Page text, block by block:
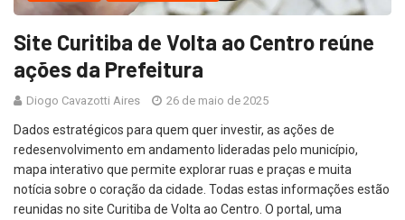
Site Curitiba de Volta ao Centro reúne
ações da Prefeitura
Diogo Cavazotti Aires 26 de maio de 2025
Dados estratégicos para quem quer investir, as ações de
redesenvolvimento em andamento lideradas pelo município,
mapa interativo que permite explorar ruas e praças e muita
notícia sobre o coração da cidade. Todas estas informações estão
reunidas no site Curitiba de Volta ao Centro. O portal, uma